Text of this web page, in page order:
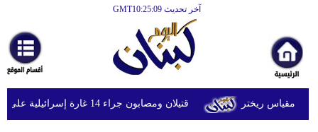
آخر تحديث GMT10:25:09
أخبارعاجلة
رياضة
ثقافة قتيلان ومصابون جراء 14 غارة إسرائيلية على شرق وجنوب لبنان